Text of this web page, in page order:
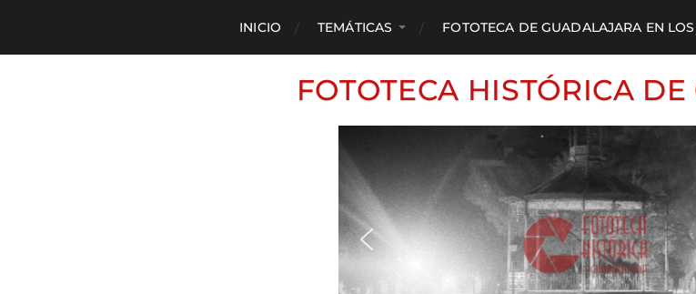
INICIO TEMÁTICAS FOTOTECA DE GUADALAJARA EN
FOTOTECA HISTÓRICA